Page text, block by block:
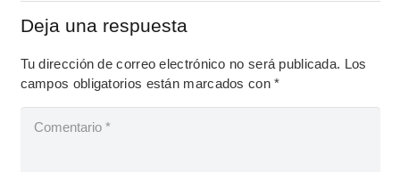
Deja una respuesta
Tu dirección de correo electrónico no será publicada. Los
campos obligatorios están marcados con*